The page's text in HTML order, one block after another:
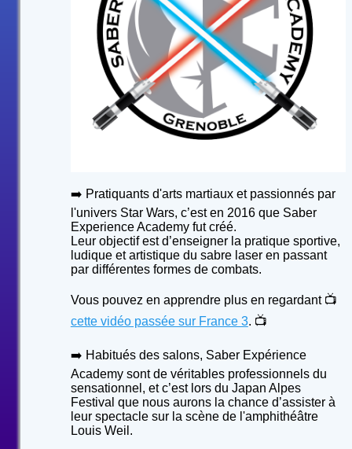
➡️ Pratiquants d'arts martiaux et passionnés par
l'univers Star Wars, c’est en 2016 que Saber
Experience Academy fut créé.
Leur objectif est d’enseigner la pratique sportive,
ludique et artistique du sabre laser en passant
par différentes formes de combats.
Vous pouvez en apprendre plus en regardant 📺
cette vidéo passée sur France 3. 📺
➡️ Habitués des salons, Saber Expérience
Academy sont de véritables professionnels du
sensationnel, et c’est lors du Japan Alpes
Festival que nous aurons la chance d’assister à
leur spectacle sur la scène de l'amphithéâtre
Louis Weil.